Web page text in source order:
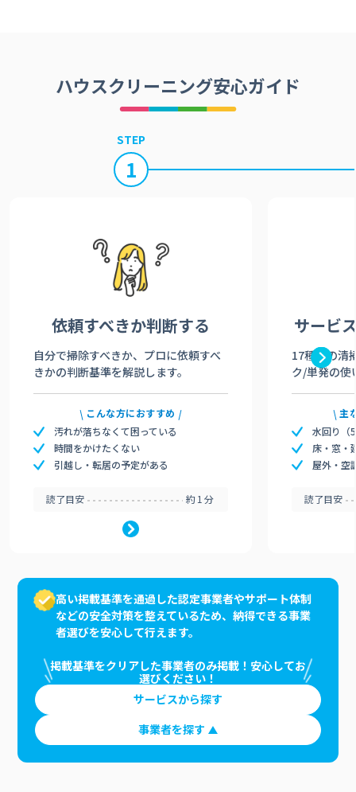
ハウスクリーニング安心ガイド
STEP
1
依頼すべきか判断する
自分で掃除すべきか、プロに依頼すべ
きかの判断基準を解説します。
こんな方におすすめ
汚れが落ちなくて困っている
時間をかけたくない
引越し・転居の予定がある
読了目安 約1分
サービ
17種類の清
ク/単発の使
主
水回り（
床・窓・
屋外・空
読了目安
高い掲載基準を通過した認定事業者やサポート体制
などの安全対策を整えているため、納得できる事業
者選びを安心して行えます。
掲載基準をクリアした事業者のみ掲載！安心してお
選びください！
サービスから探す
事業者を探す